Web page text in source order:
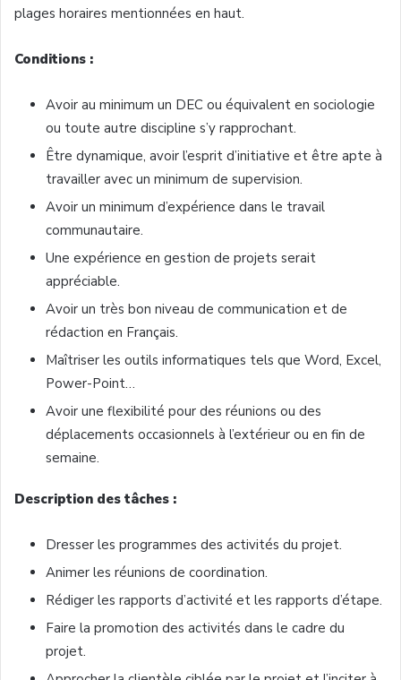
plages horaires mentionnées en haut.
Conditions :
Avoir au minimum un DEC ou équivalent en sociologie
ou toute autre discipline s’y rapprochant.
Être dynamique, avoir l’esprit d’initiative et être apte à
travailler avec un minimum de supervision.
Avoir un minimum d’expérience dans le travail
communautaire.
Une expérience en gestion de projets serait
appréciable.
Avoir un très bon niveau de communication et de
rédaction en Français.
Maîtriser les outils informatiques tels que Word, Excel,
Power-Point…
Avoir une flexibilité pour des réunions ou des
déplacements occasionnels à l’extérieur ou en fin de
semaine.
Description des tâches :
Dresser les programmes des activités du projet.
Animer les réunions de coordination.
Rédiger les rapports d’activité et les rapports d’étape.
Faire la promotion des activités dans le cadre du
projet.